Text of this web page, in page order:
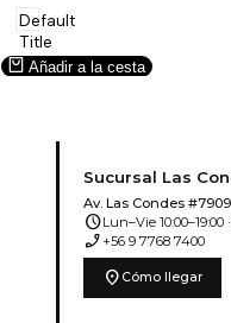
venta
Default
Title
Añadir a la cesta
Sucursal Las
Av. Las Condes
scheduleLun–Vie 10:00–19:00
phone_enabled +56 9 7768 7400
location_on Cómo llegar